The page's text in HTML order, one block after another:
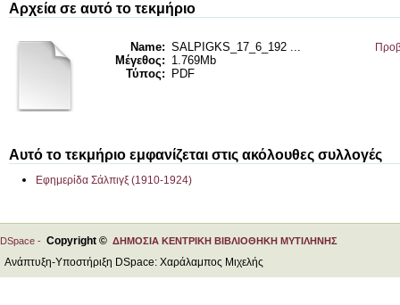
Αρχεία σε αυτό το τεκμήριο
Name: SALPIGKS_17_6_192 ...
Μέγεθος: 1.769Mb
Τύπος:
PDF
Αυτό το τεκμήριο εμφανίζεται στις ακόλουθες συλλογές
Εφημερίδα Σάλπιγξ (1910-1924)
DSpace - Copyright © ΔΗΜΟΣΙΑ ΚΕΝΤΡΙΚΗ ΒΙΒΛΙΟΘΗΚΗ ΜΥΤΙΛΗΝΗΣ
Ανάπτυξη-Υποστήριξη DSpace: Χαράλαμπος Μιχελής